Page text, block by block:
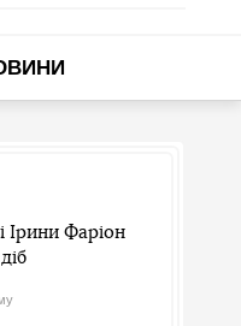
Ірини Фаріон